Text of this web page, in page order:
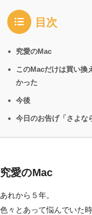
目次
究愛のMac
このMacだけは買い換
かった
今後
今日のお告げ「さよな
究愛のMac
あれから５年。
色々とあって悩んでいた